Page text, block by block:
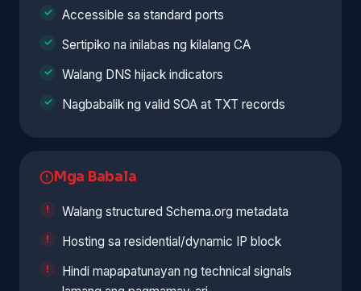
Accessible sa standard ports
Sertipiko na inilabas ng kilalang CA
Walang DNS hijack indicators
Nagbabalik ng valid SOA at TXT records
Mga Babala
Walang structured Schema.org metadata
Hosting sa residential/dynamic IP block
Hindi mapapatunayan ng technical signals